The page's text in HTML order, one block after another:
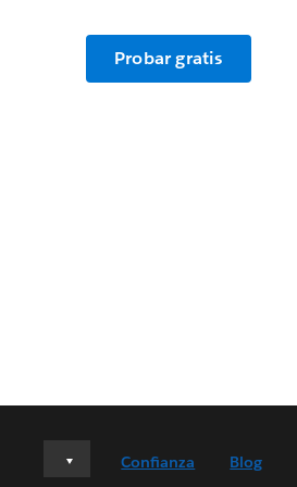
Probar gratis
Deutsch Confianza Blog